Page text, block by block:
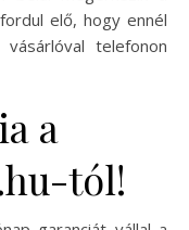
elő, hogy ennél
telefonon
a
tól!